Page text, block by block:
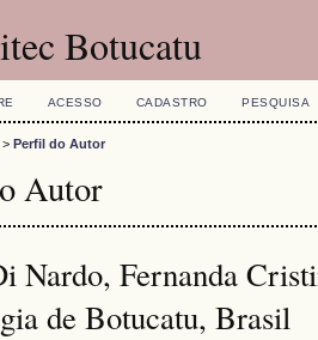
Botucatu
ACESSO CADASTRO PESQUISA
> Perfil do Autor
Autor
Nardo, Fernanda
de Botucatu, Brasil